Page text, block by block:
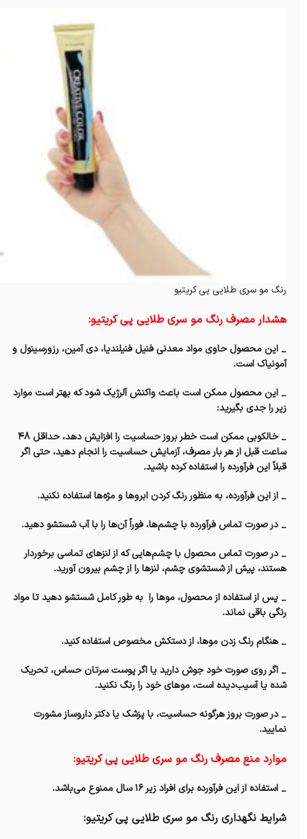
رنگ مو سری طلایی پی کریتیو
هشدار مصرف رنگ مو سری طلایی پی کریتیو:
_ این محصول حاوی مواد معدنی فنیل فنیلندیا، دی آمین، رزورسینول و
آمونیاک است.
_ این محصول ممکن است باعث واکنش آلرژیک شود که بهتر است موارد
زیر را جدی بگیرید:
_ خالکوبی ممکن است خطر بروز حساسیت را افزایش دهد، حداقل ۴۸
ساعت قبل از هر بار مصرف، آزمایش حساسیت را انجام دهید، حتی اگر
قبلاً این فرآورده را استفاده کرده باشید.
_ از این فرآورده، به منظور رنگ کردن ابروها و مژه‌ها استفاده نکنید.
_ در صورت تماس فرآورده با چشم‌ها،‌ فوراً آن‌ها را با آب شستشو دهید.
_ در صورت تماس محصول با چشم‌هایی که از لنزهای تماسی برخوردار
هستند، پیش از شستشوی چشم‌، لنزها را از چشم بیرون آورید.
_ پس از استفاده از محصول، موها را به طور کامل شستشو دهید تا مواد
رنگی باقی نماند.
_ هنگام رنگ زدن موها، از دستکش مخصوص استفاده کنید.
_ اگر روی صورت خود جوش دارید یا اگر پوست سرتان حساس، تحریک
شده یا آسیب‌دیده است، موهای خود را رنگ نکنید.
_ در صورت بروز هرگونه حساسیت، با پزشک یا دکتر داروساز مشورت
نمایید.
موارد منع مصرف رنگ مو سری طلایی پی کریتیو:
_ استفاده از این فرآورده برای افراد زیر ۱۶ سال ممنوع می‌باشد.
شرایط نگهداری رنگ مو سری طلایی پی کریتیو: